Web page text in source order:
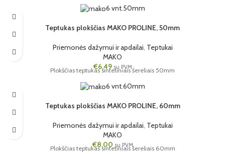
6 vnt.50mm
Teptukas plokščias MAKO PROLINE, 50mm
Priemonės dažymui ir apdailai, Teptukai
MAKO
€6,49 su PVM
Plokščias teptukas sintetiniais šereliais 50mm
6 vnt.60mm
Teptukas plokščias MAKO PROLINE, 60mm
Priemonės dažymui ir apdailai, Teptukai
MAKO
€8,00 su PVM
Plokščias teptukas sintetiniais šereliais 60mm